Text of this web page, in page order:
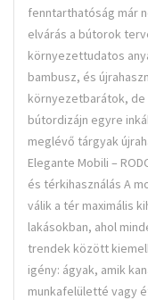
fenntarthatóság már
elvárás a bútorok
környezettudatos
bambusz, és
környezetbarátok,
bútordizájn egyre
meglévő tárgyak
Elegante Mobili –
és térkihasználás A
válik a tér maximális
lakásokban, ahol
trendek között
igény: ágyak, amik
munkafelületté vagy